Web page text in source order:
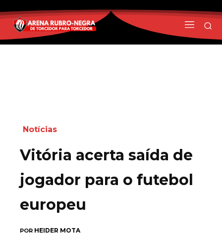
Notícias
Vitória acerta saída de
jogador para o futebol
europeu
POR HEIDER MOTA